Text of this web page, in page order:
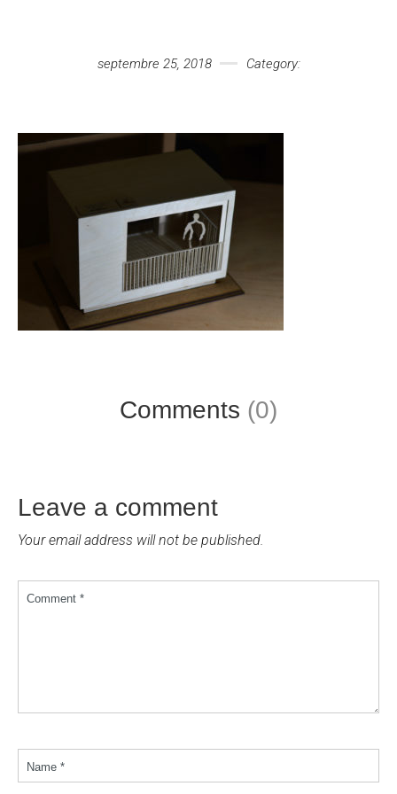
Votre messageseptembre 25, 2018 Category:
Comments (0)
Leave a comment
Your email address will not be published.
Comment *
Name *